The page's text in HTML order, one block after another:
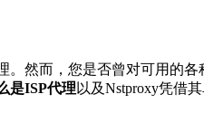
然而，您是否曾对可用的各
是ISP代理 以及Nstproxy凭借